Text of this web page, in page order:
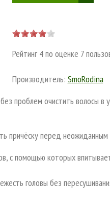
Рейтинг 4по оценке 7
Производитель: SmoRodina
проблем очистить волосы в
причёску перед
с помощью которых
головы без